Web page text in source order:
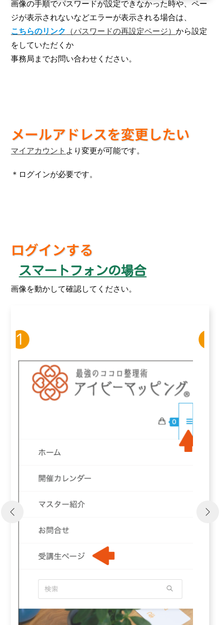
画像の手順でパスワードが設定できなかった時や、ペー
ジが表示されないなどエラーが表示される場合は、
こちらのリンク （パスワードの再設定ページ）から設定
をしていただくか
事務局までお問い合わせください。
メールアドレスを変更したい
マイアカウント より変更が可能です。
＊ログインが必要です。
ログインする
スマートフォンの場合
画像を動かして確認してください。